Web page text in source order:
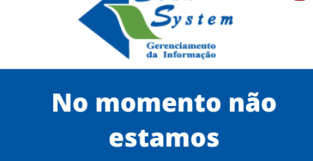
98184-5245
scanner de documentos antigos
scanner para documentos antigos de empresa
scanner para documento antigo preço Aeroporto
Serviços